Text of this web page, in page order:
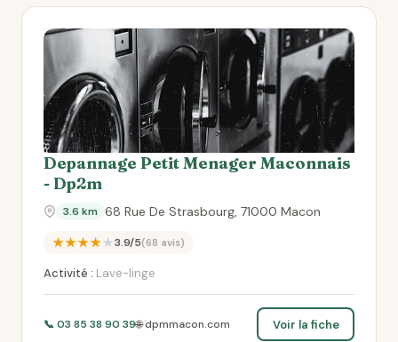
Depannage Petit Menager Maconnais
- Dp2m
3.6 km 68 Rue De Strasbourg, 71000 Macon
★★★★★3.9/5(68 avis)
Activité : Lave-linge
📞 03 85 38 90 39🌐 dpmmacon.com Voir la fiche